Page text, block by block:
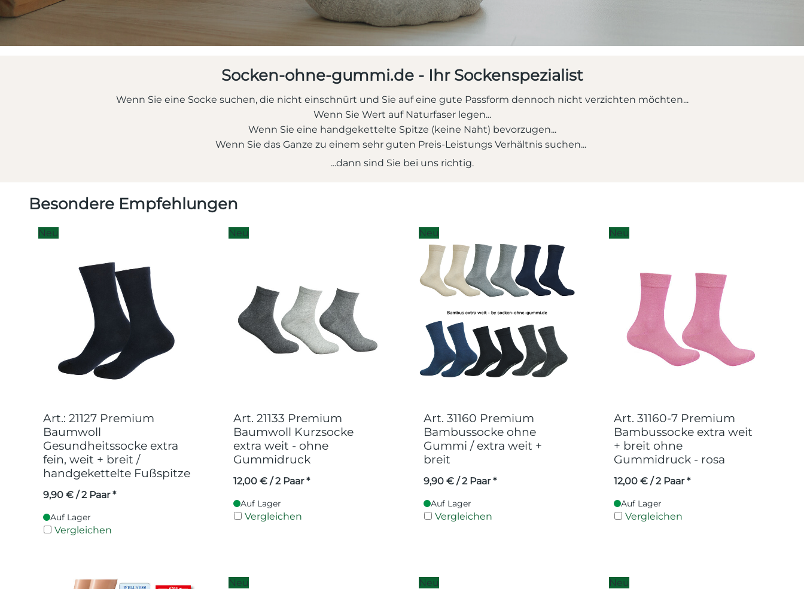
Socken-ohne-gummi.de - Ihr Sockenspezialist
Wenn Sie eine Socke suchen, die nicht einschnürt und Sie auf eine gute Passform dennoch nicht verzichten möchten...
Wenn Sie Wert auf Naturfaser legen...
Wenn Sie eine handgekettelte Spitze (keine Naht) bevorzugen...
Wenn Sie das Ganze zu einem sehr guten Preis-Leistungs Verhältnis suchen...
...dann sind Sie bei uns richtig.
Besondere Empfehlungen
Neu
Art.: 21127 Premium
Baumwoll
Gesundheitssocke extra
fein, weit + breit /
handgekettelte Fußspitze
9,90 € / 2 Paar *
Auf Lager
Vergleichen
Neu
Art. 21133 Premium
Baumwoll Kurzsocke
extra weit - ohne
Gummidruck
12,00 € / 2 Paar *
Auf Lager
Vergleichen
Neu
Art. 31160 Premium
Bambussocke ohne
Gummi / extra weit +
breit
9,90 € / 2 Paar *
Auf Lager
Vergleichen
Neu
Art. 31160-7 Premium
Bambussocke extra weit
+ breit ohne
Gummidruck - rosa
12,00 € / 2 Paar *
Auf Lager
Vergleichen
Neu Neu Neu